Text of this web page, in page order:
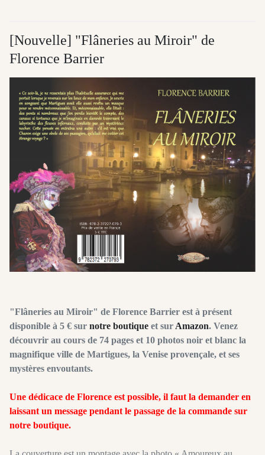
[Nouvelle] "Flâneries au Miroir" de
Florence Barrier
"Flâneries au Miroir" de Florence Barrier est à présent
disponible à 5 € sur notre boutique et sur Amazon. Venez
découvrir au cours de 74 pages et 10 photos noir et blanc la
magnifique ville de Martigues, la Venise provençale, et ses
mystères envoutants.
Une dédicace de Florence est possible, il faut la demander en
laissant un message pendant le passage de la commande sur
notre boutique.